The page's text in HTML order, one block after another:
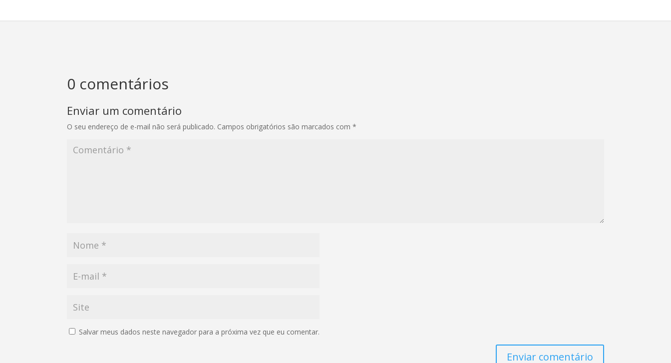
0 comentários
Enviar um comentário
O seu endereço de e-mail não será publicado. Campos obrigatórios são marcados com*
Salvar meus dados neste navegador para a próxima vez que eu comentar.
Enviar comentário